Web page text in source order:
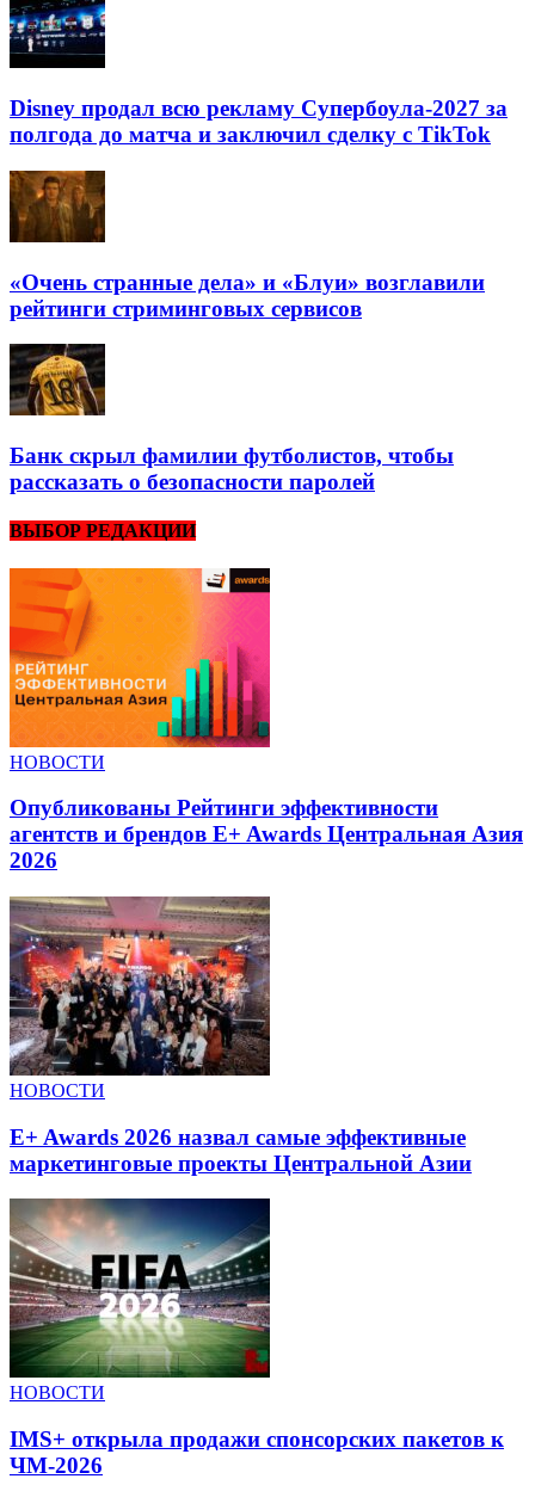
Disney продал всю рекламу Супербоула-2027 за
полгода до матча и заключил сделку с TikTok
«Очень странные дела» и «Блуи» возглавили
рейтинги стриминговых сервисов
Банк скрыл фамилии футболистов, чтобы
рассказать о безопасности паролей
ВЫБОР РЕДАКЦИИ
НОВОСТИ
Опубликованы Рейтинги эффективности
агентств и брендов E+ Awards Центральная Азия
2026
НОВОСТИ
E+ Awards 2026 назвал самые эффективные
маркетинговые проекты Центральной Азии
НОВОСТИ
IMS+ открыла продажи спонсорских пакетов к
ЧМ-2026